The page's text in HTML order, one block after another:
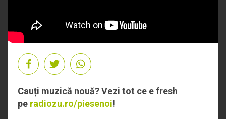
Cauți muzică nouă? Vezi tot ce e fresh
pe radiozu.ro/piesenoi!